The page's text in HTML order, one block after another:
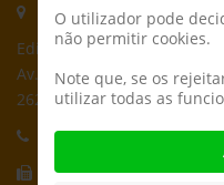
Morada:
Edifício CPCD
Av. Póvoa de Dom Martinho
2625-235 Póvoa de Santa
Telefone:21 959 5162
Fax:21 956 5692
O utilizador pode
não permitir cookies.
Note que, se os
utilizar todas as